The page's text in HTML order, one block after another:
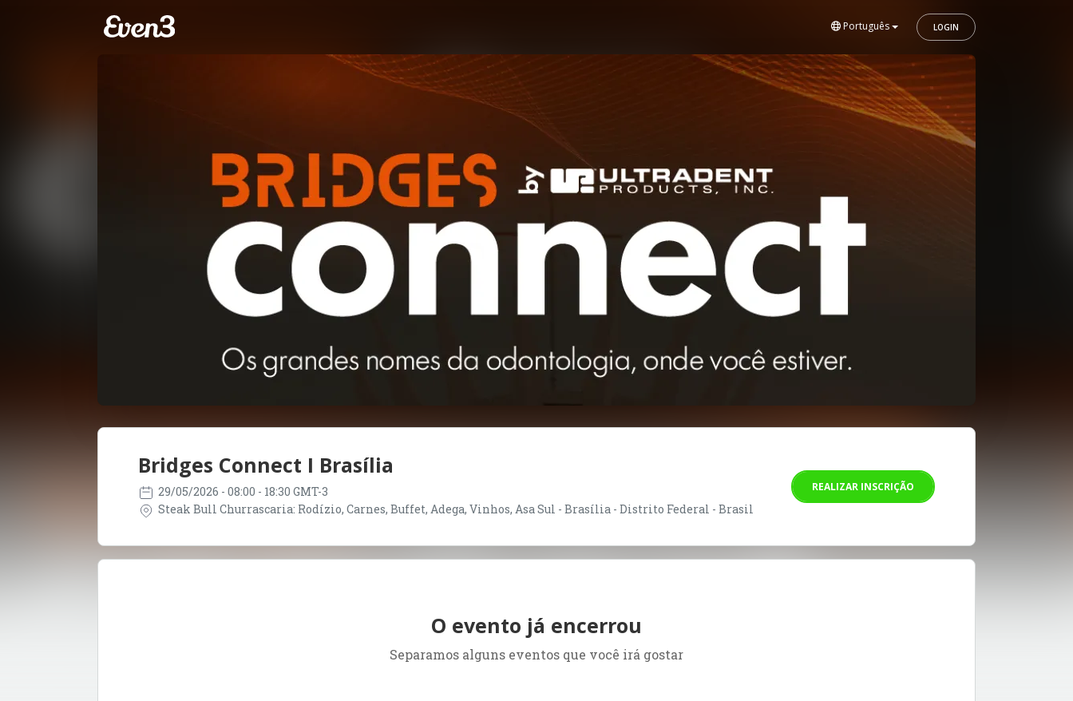
Português LOGIN
Bridges Connect I Brasília
29/05/2026 - 08:00 - 18:30 GMT-3
Steak Bull Churrascaria: Rodízio, Carnes, Buffet, Adega, Vinhos, Asa Sul - Brasília - Distrito Federal - Brasil
REALIZAR INSCRIÇÃO
O evento já encerrou
Separamos alguns eventos que você irá gostar